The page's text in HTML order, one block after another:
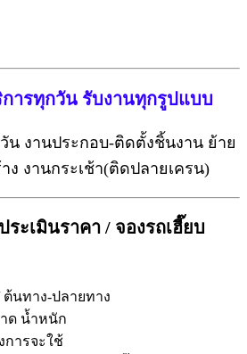
การทุกวัน รับงานทุกรูปแบบ
วัน งานประกอบ-ติดตั้งชิ้นงาน ย้าย
ง งานกระเช้า(ติดปลายเครน)
ระเมินราคา / จองรถเฮี๊ยบ
ต้นทาง-ปลายทาง
ด น้ำหนัก
การจะใช้